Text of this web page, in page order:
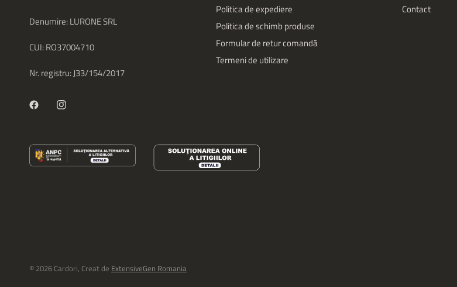
Denumire: LURONE SRL
CUI: RO37004710
Nr. registru: J33/154/2017
Politica de expediere
Politica de schimb produse
Formular de retur comandă
Termeni de utilizare
Contact
© 2026 Cardori, Creat de ExtensiveGen Romania